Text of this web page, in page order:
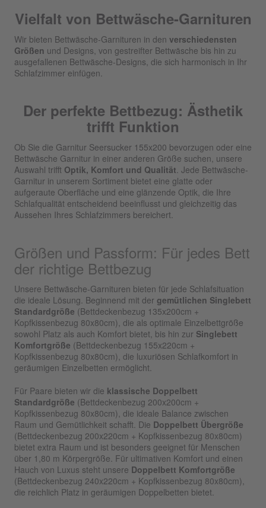
Vielfalt von Bettwäsche-Garnituren
Wir bieten Bettwäsche-Garnituren in den verschiedensten
Größen und Designs, von gestreifter Bettwäsche bis hin zu
ausgefallenen Bettwäsche-Designs, die sich harmonisch in Ihr
Schlafzimmer einfügen.
Der perfekte Bettbezug: Ästhetik
trifft Funktion
Ob Sie die Garnitur Seersucker 155x200 bevorzugen oder eine
Bettwäsche Garnitur in einer anderen Größe suchen, unsere
Auswahl trifft Optik, Komfort und Qualität . Jede Bettwäsche-
Garnitur in unserem Sortiment bietet eine glatte oder
aufgeraute Oberfläche und eine glänzende Optik, die Ihre
Schlafqualität entscheidend beeinflusst und gleichzeitig das
Aussehen Ihres Schlafzimmers bereichert.
Größen und Passform: Für jedes Bett
der richtige Bettbezug
Unsere Bettwäsche-Garnituren bieten für jede Schlafsituation
die ideale Lösung. Beginnend mit der gemütlichen Singlebett
Standardgröße (Bettdeckenbezug 135x200cm +
Kopfkissenbezug 80x80cm), die als optimale Einzelbettgröße
sowohl Platz als auch Komfort bietet, bis hin zur Singlebett
Komfortgröße (Bettdeckenbezug 155x220cm +
Kopfkissenbezug 80x80cm), die luxuriösen Schlafkomfort in
geräumigen Einzelbetten ermöglicht.
Für Paare bieten wir die klassische Doppelbett
Standardgröße (Bettdeckenbezug 200x200cm +
Kopfkissenbezug 80x80cm), die ideale Balance zwischen
Raum und Gemütlichkeit schafft. Die Doppelbett Übergröße
(Bettdeckenbezug 200x220cm + Kopfkissenbezug 80x80cm)
bietet extra Raum und ist besonders geeignet für Menschen
über 1,80 m Körpergröße. Für ultimativen Komfort und einen
Hauch von Luxus steht unsere Doppelbett Komfortgröße
(Bettdeckenbezug 240x220cm + Kopfkissenbezug 80x80cm),
die reichlich Platz in geräumigen Doppelbetten bietet.